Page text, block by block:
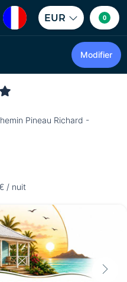
EUR 0
Modifier
Pineau Richard -
/ nuit